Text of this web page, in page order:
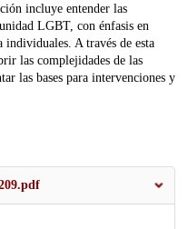
incluye entender las
LGBT, con énfasis en
A través de esta
las complejidades de las
las bases para intervenciones y